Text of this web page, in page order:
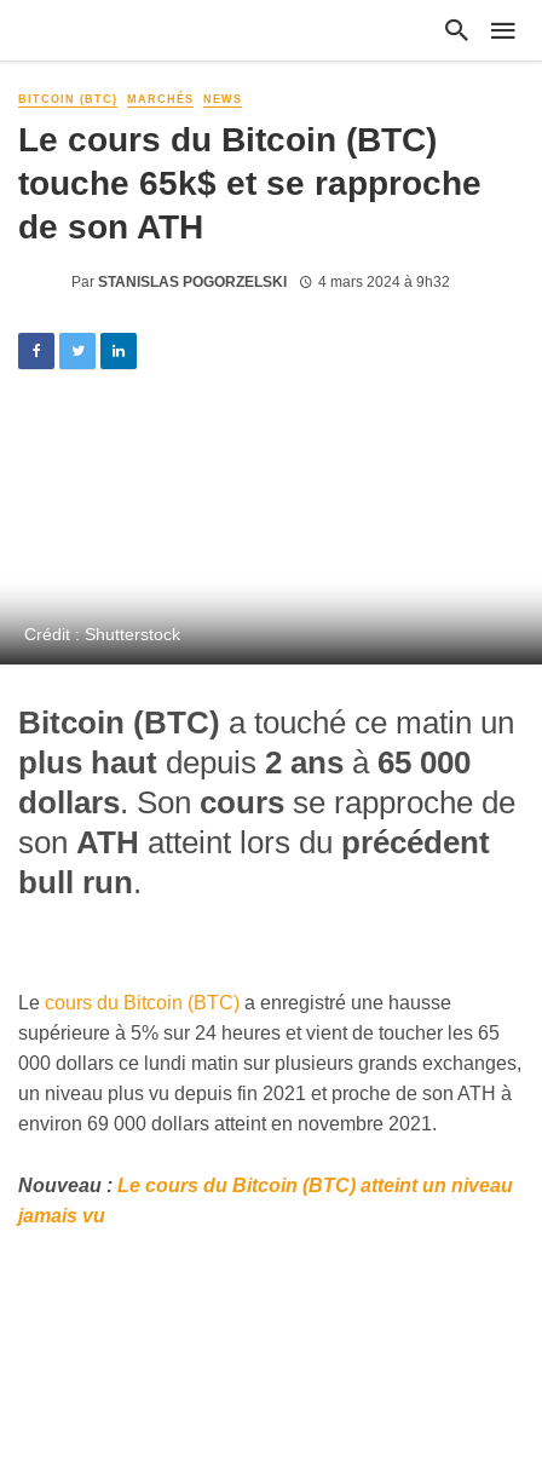
BITCOIN (BTC) MARCHÉS NEWS
Le cours du Bitcoin (BTC)
touche 65k$ et se rapproche
de son ATH
Par STANISLAS POGORZELSKI 4 mars 2024 à 9h32
Crédit : Shutterstock
Bitcoin (BTC) a touché ce matin un
plus haut depuis 2 ans à 65 000
dollars. Son cours se rapproche de
son ATH atteint lors du précédent
bull run.
Le cours du Bitcoin (BTC) a enregistré une hausse
supérieure à 5% sur 24 heures et vient de toucher les 65
000 dollars ce lundi matin sur plusieurs grands exchanges,
un niveau plus vu depuis fin 2021 et proche de son ATH à
environ 69 000 dollars atteint en novembre 2021.
Nouveau : Le cours du Bitcoin (BTC) atteint un niveau
jamais vu